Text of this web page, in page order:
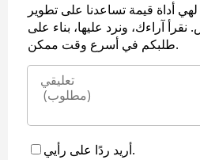
أداة قيمة تساعدنا على تطوير
آراءك، ونرد عليها، بناء على
طلبكم في أسرع وقت ممكن.
أريد ردًا على رأيي.